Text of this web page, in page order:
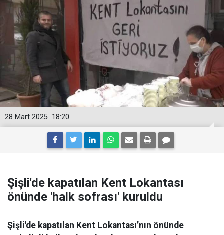
18:20
28 Mart 2025
Şişli'de kapatılan Kent Lokantası
önünde 'halk sofrası' kuruldu
Şişli'de kapatılan Kent Lokantası’nın önünde